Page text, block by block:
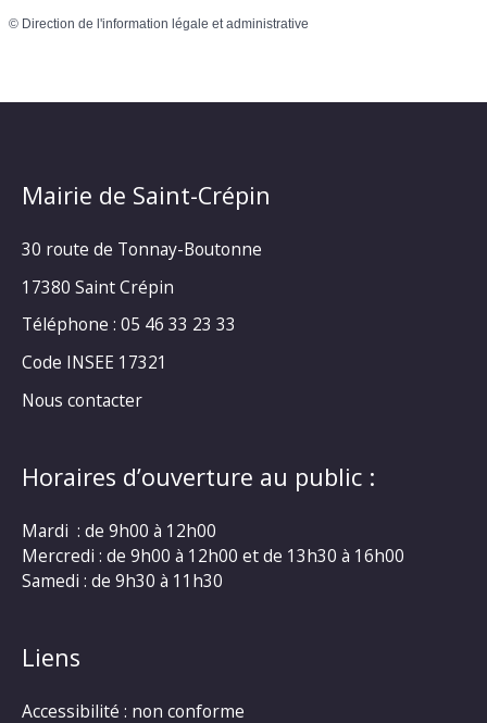
© Direction de l'information légale et administrative
Mairie de Saint-Crépin
30 route de Tonnay-Boutonne
17380 Saint Crépin
Téléphone : 05 46 33 23 33
Code INSEE 17321
Nous contacter
Horaires d’ouverture au public :
Mardi : de 9h00 à 12h00
Mercredi : de 9h00 à 12h00 et de 13h30 à 16h00
Samedi : de 9h30 à 11h30
Liens
Accessibilité : non conforme